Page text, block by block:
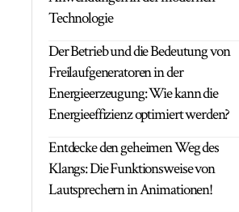
Technologie
Der Betrieb und die Bedeutung von
Freilaufgeneratoren in der
Energieerzeugung: Wie kann die
Energieeffizienz optimiert werden?
Entdecke den geheimen Weg des
Klangs: Die Funktionsweise von
Lautsprechern in Animationen!